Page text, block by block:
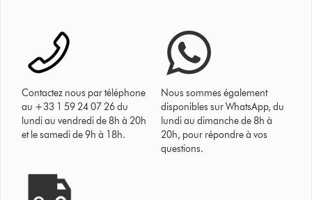
Contactez nous par téléphone
au +33 1 59 24 07 26 du
lundi au vendredi de 8h à 20h
et le samedi de 9h à 18h.
Nous sommes également
disponibles sur WhatsApp, du
lundi au dimanche de 8h à
20h, pour répondre à vos
questions.